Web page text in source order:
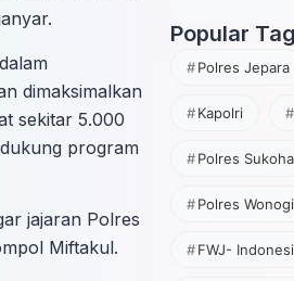
dimaksimalkan
sekitar 5.000
program
jajaran Polres
Miftakul.
Popular
Polres Jepara
Kapolri
Polres
Polres
FWJ-